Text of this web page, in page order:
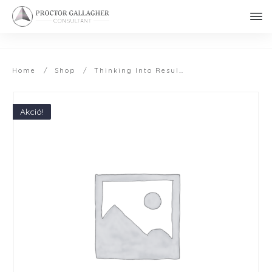
Home / Shop / Thinking Into Results (TIR)
Akció!